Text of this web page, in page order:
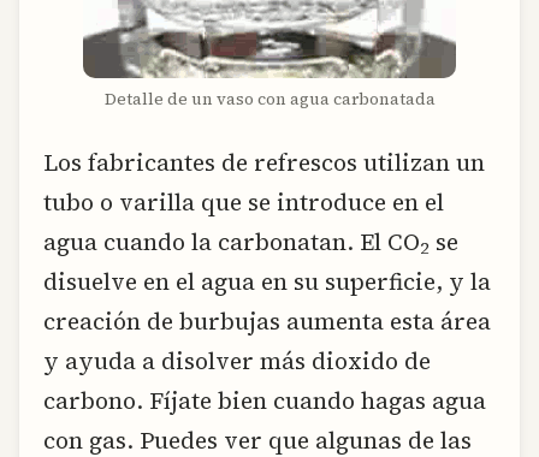
Detalle de un vaso con agua carbonatada
Los fabricantes de refrescos utilizan un
tubo o varilla que se introduce en el
agua cuando la carbonatan. El CO2 se
disuelve en el agua en su superficie, y la
creación de burbujas aumenta esta área
y ayuda a disolver más dioxido de
carbono. Fíjate bien cuando hagas agua
con gas. Puedes ver que algunas de las